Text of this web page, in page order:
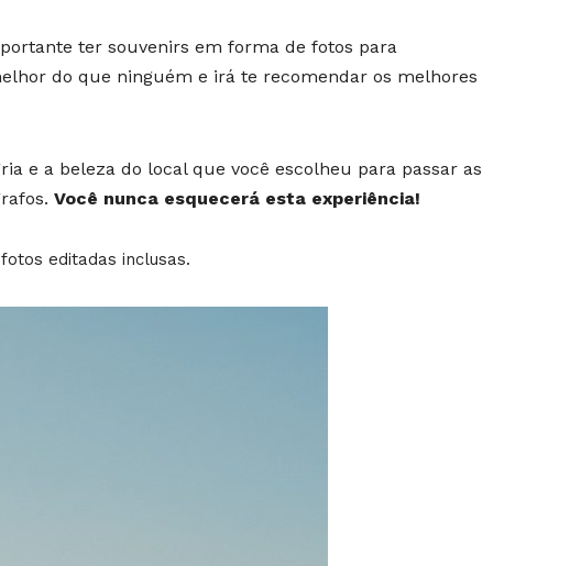
ter souvenirs em forma de fotos para
do que ninguém e irá te recomendar os melhores
e a beleza do local que você escolheu para passar as
Você nunca esquecerá esta experiência!
editadas inclusas.